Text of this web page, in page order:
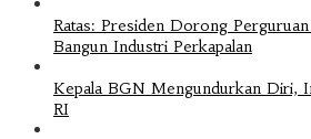
Ratas: Presiden Dorong
Bangun Industri Perkapalan
Kepala BGN Mengundurkan Diri,
RI